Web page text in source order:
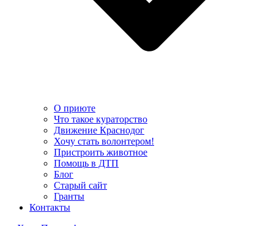
О приюте
Что такое кураторство
Движение Краснодог
Хочу стать волонтером!
Пристроить животное
Помощь в ДТП
Блог
Старый сайт
Гранты
Контакты